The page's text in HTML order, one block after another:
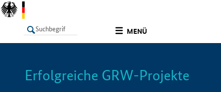
MENÜ
LISTE Info
Erfolgreiche GRW-Projekte